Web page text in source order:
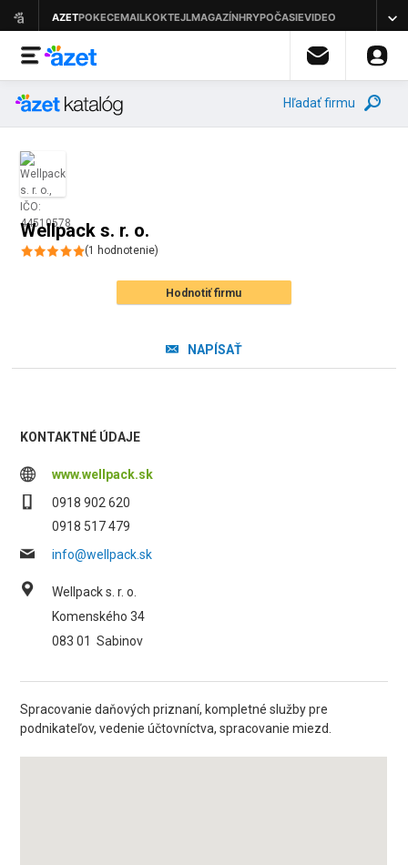
Hľadať firmu
Wellpack s. r. o.
(1 hodnotenie)
Hodnotiť firmu
NAPÍSAŤ
KONTAKTNÉ ÚDAJE
www.wellpack.sk
0918 902 620
0918 517 479
info@wellpack.sk
Wellpack s. r. o.
Komenského 34
083 01 Sabinov
Spracovanie daňových priznaní, kompletné služby pre
podnikateľov, vedenie účtovníctva, spracovanie miezd.